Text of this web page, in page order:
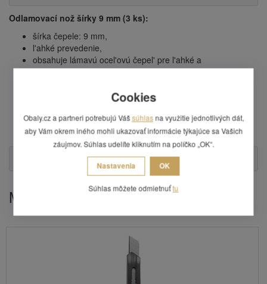
Odlamovací nož šírky 9 mm (3 ks):
šírka čepele: 9 mm,
l'ahké prevedenie,
obsahuje lámavú ocel'ovú čepel' pre l'ahké a
efektívné odlomenie,
kobercov,
cena je uvedená za 1 balenie (3 ks).
Mohlo by Vás zaujímať
Cookies
Obaly.cz a partneri potrebujú Vášsúhlas na využitie jednotlivých dát,
aby Vám okrem iného mohli ukazovať informácie týkajúce sa Vašich
záujmov. Súhlas udelíte kliknutím na políčko „OK“.
Nastavenia OK
Súhlas môžete odmietnuťtu